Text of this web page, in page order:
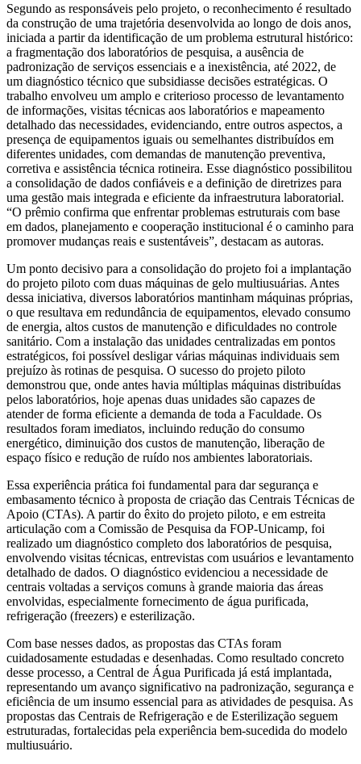
Segundo as responsáveis pelo projeto, o reconhecimento é resultado
da construção de uma trajetória desenvolvida ao longo de dois anos,
iniciada a partir da identificação de um problema estrutural histórico:
a fragmentação dos laboratórios de pesquisa, a ausência de
padronização de serviços essenciais e a inexistência, até 2022, de
um diagnóstico técnico que subsidiasse decisões estratégicas. O
trabalho envolveu um amplo e criterioso processo de levantamento
de informações, visitas técnicas aos laboratórios e mapeamento
detalhado das necessidades, evidenciando, entre outros aspectos, a
presença de equipamentos iguais ou semelhantes distribuídos em
diferentes unidades, com demandas de manutenção preventiva,
corretiva e assistência técnica rotineira. Esse diagnóstico possibilitou
a consolidação de dados confiáveis e a definição de diretrizes para
uma gestão mais integrada e eficiente da infraestrutura laboratorial.
“O prêmio confirma que enfrentar problemas estruturais com base
em dados, planejamento e cooperação institucional é o caminho para
promover mudanças reais e sustentáveis”, destacam as autoras.
Um ponto decisivo para a consolidação do projeto foi a implantação
do projeto piloto com duas máquinas de gelo multiusuárias. Antes
dessa iniciativa, diversos laboratórios mantinham máquinas próprias,
o que resultava em redundância de equipamentos, elevado consumo
de energia, altos custos de manutenção e dificuldades no controle
sanitário. Com a instalação das unidades centralizadas em pontos
estratégicos, foi possível desligar várias máquinas individuais sem
prejuízo às rotinas de pesquisa. O sucesso do projeto piloto
demonstrou que, onde antes havia múltiplas máquinas distribuídas
pelos laboratórios, hoje apenas duas unidades são capazes de
atender de forma eficiente a demanda de toda a Faculdade. Os
resultados foram imediatos, incluindo redução do consumo
energético, diminuição dos custos de manutenção, liberação de
espaço físico e redução de ruído nos ambientes laboratoriais.
Essa experiência prática foi fundamental para dar segurança e
embasamento técnico à proposta de criação das Centrais Técnicas de
Apoio (CTAs). A partir do êxito do projeto piloto, e em estreita
articulação com a Comissão de Pesquisa da FOP-Unicamp, foi
realizado um diagnóstico completo dos laboratórios de pesquisa,
envolvendo visitas técnicas, entrevistas com usuários e levantamento
detalhado de dados. O diagnóstico evidenciou a necessidade de
centrais voltadas a serviços comuns à grande maioria das áreas
envolvidas, especialmente fornecimento de água purificada,
refrigeração (freezers) e esterilização.
Com base nesses dados, as propostas das CTAs foram
cuidadosamente estudadas e desenhadas. Como resultado concreto
desse processo, a Central de Água Purificada já está implantada,
representando um avanço significativo na padronização, segurança e
eficiência de um insumo essencial para as atividades de pesquisa. As
propostas das Centrais de Refrigeração e de Esterilização seguem
estruturadas, fortalecidas pela experiência bem-sucedida do modelo
multiusuário.